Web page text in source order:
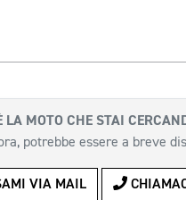
LA MOTO CHE STAI
potrebbe essere a breve
VIA MAIL